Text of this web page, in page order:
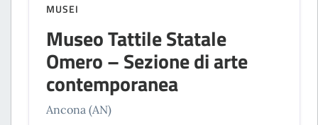
MUSEI
Museo Tattile Statale
Omero – Sezione di arte
contemporanea
Ancona (AN)